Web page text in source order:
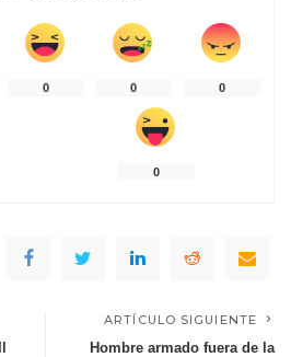
0 0 0
0
ARTÍCULO SIGUIENTE
Hombre armado fuera de la